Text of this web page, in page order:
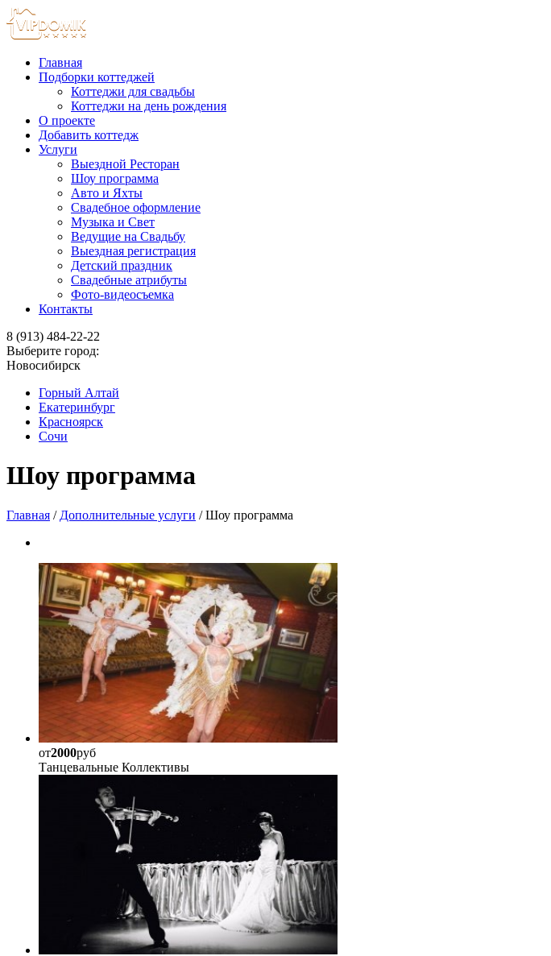
Главная
Подборки коттеджей
Коттеджи для свадьбы
Коттеджи на день рождения
О проекте
Добавить коттедж
Услуги
Выездной Ресторан
Шоу программа
Авто и Яхты
Свадебное оформление
Музыка и Свет
Ведущие на Свадьбу
Выездная регистрация
Детский праздник
Свадебные атрибуты
Фото-видеосъемка
Контакты
8 (913) 484-22-22
Выберите город:
Новосибирск
Горный Алтай
Екатеринбург
Красноярск
Сочи
Шоу программа
Главная / Дополнительные услуги / Шоу программа
от2000руб
Танцевальные Коллективы